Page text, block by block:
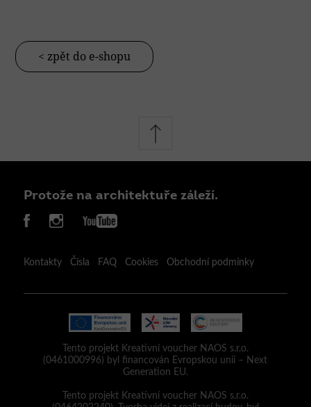
< zpět do e-shopu
Protože na architektuře záleží.
Kontakty Čísla FAQ Cookies Obchodní podmínky
Tento projekt Kreativní voucher NAOS s.r.o.
(0461000996) byl financován Evropskou unií – Next
Generation EU.
Tento projekt Kreativní voucher NAOS s.r.o.